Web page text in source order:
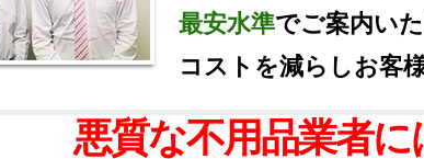
最安水準でご案内いた
コストを減らしお客
悪質な不用品業者